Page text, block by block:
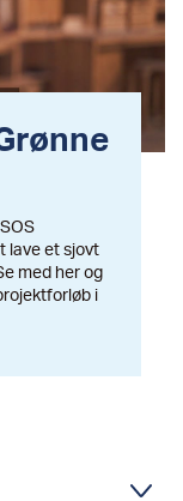
lave et sjovt
med her og
i